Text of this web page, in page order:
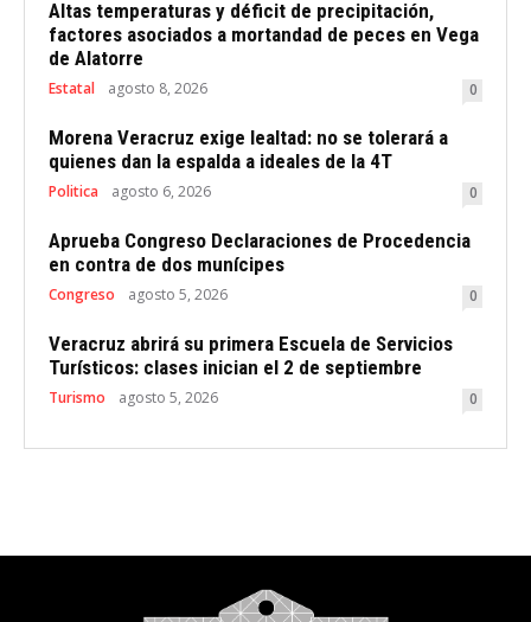
Altas temperaturas y déficit de precipitación,
factores asociados a mortandad de peces en Vega
de Alatorre
Estatal agosto 8, 2026 0
Morena Veracruz exige lealtad: no se tolerará a
quienes dan la espalda a ideales de la 4T
Politica agosto 6, 2026 0
Aprueba Congreso Declaraciones de Procedencia
en contra de dos munícipes
Congreso agosto 5, 2026 0
Veracruz abrirá su primera Escuela de Servicios
Turísticos: clases inician el 2 de septiembre
Turismo agosto 5, 2026 0